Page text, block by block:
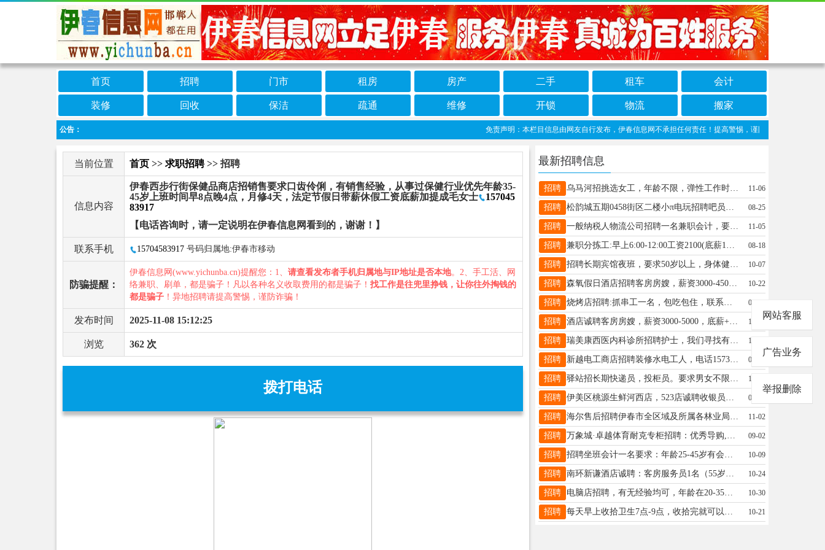
首页 招聘 门市 租房 房产 二手 租车 会计
装修 回收 保洁 疏通 维修 开锁 物流 搬家
公告： 免责声明：本栏目信息由网友自行发布，伊春信息网不承担任何责任！提高警惕，谨防诈骗！做推广、做信
当前位置 首页 >> 求职招聘>> 招聘
信息内容
伊春西步行街保健品商店招销售要求口齿伶俐，有销售经验，从事过保健行业优先年龄35-
45岁上班时间早8点晚4点，月修4天，法定节假日带薪休假工资底薪加提成毛女士
157045
83917
【电话咨询时，请一定说明在伊春信息网看到的，谢谢！】
联系手机 15704583917 号码归属地:伊春市移动
防骗提醒：
伊春信息网(www.yichunba.cn)提醒您：1、 请查看发布者手机归属地与IP地址是否本地。2、手工活、网
络兼职、刷单，都是骗子！凡以各种名义收取费用的都是骗子！ 找工作是往兜里挣钱，让你往外掏钱的
都是骗子 ！异地招聘请提高警惕，谨防诈骗！
发布时间 2025-11-08 15:12:25
浏览 362 次
拨打电话
最新招聘信息
招聘 乌马河招挑选女工，年龄不限，弹性工作时间，计件工资，多干多得，到月就开支，以上信息绝对真实，工作地点乌马河关女士13039675012 11-06
招聘 松韵城五期0458街区二楼小π电玩招聘吧员底薪2600加百分之三提成工作时间早9：00晚20:30先生19104585222 08-25
招聘 一般纳税人物流公司招聘一名兼职会计，要求；精通一般纳税人业务，有能力者！经理15326501718 11-05
招聘 兼职分拣工:早上6:00-12:00工资2100(底薪1900+200满勤)工作内容:分拣扫描快件全职内勤:工资3500(底薪3300+200满勤)工作内容:分拣扫描快件装卸工:工资4000(底薪3800+200满勤)工作内容:装卸快件林业局司机:B证司机工资5000(底薪4800+200满勤)要求:无重大疾病脑梗心梗心脏病等工作地点:七公里辽西物流西侧，水岸公馆南环红绿灯新峰建筑材料公司院内。联系电话:13766789712王经理15304580178 08-18
招聘 招聘长期宾馆夜班，要求50岁以上，身体健康刘18345866696 10-07
招聘 森氧假日酒店招聘客房房嫂，薪资3000-4500，提供三餐，早八晚5王女士18504582888 10-22
招聘 烧烤店招聘:抓串工一名，包吃包住，联系电话17645585678，微信同步陈先生17645585678 08-28
招聘 酒店诚聘客房房嫂，薪资3000-5000，底薪+提成，中午有员工餐，月休两天；招聘前台，薪资3500-5000，上一休一，有员工餐，夜间有休息室陈19190787555 10-16
招聘 瑞美康西医内科诊所招聘护士，我们寻找有经验的护士，热爱工作，并具备护士资格证的。详细信息请咨询电话13114588880邱女士13113664585143 10-22
招聘 新越电工商店招聘装修水电工人，电话15734582221马师傅15734582221 09-13
招聘 驿站招长期快递员，投柜员。要求男女不限，年龄体力够就行，心细，责任心强。待遇电话联系。另有多个成熟驿站出兑，地理位置优异，设备齐全，每天到货量1000左右，发货30-40件，收入稳定，不愁客源，带有屋内设备，接手能干就是挣钱。有意者联系吴先生13114587976请联系此号码吴先生17758895804 10-15
招聘 伊美区桃源生鲜河西店，523店诚聘收银员，底薪+提成+带薪休息+满勤另招聘男工若干名，理货员若干名，底薪加满勤综合工资4000+欢迎您的加入王女士18324667188 09-05
招聘 海尔售后招聘伊春市全区域及所属各林业局铁力市全区域及所属各林业局嘉荫县全区域1，办公室文员2人，要求：会电脑基础，服从管理。职责：主要负责用户信息监控，派工，跟踪，回访。以及日日顺网单配送单监控。工资面议。工作时间：夏天8:00-18:002，招聘送货司机若干人，要求：有多年驾驶货车经验，独立基础维护车辆。服从管理，按要求完成每日任务。职责：负责家电配送，带货安装。工作时间无限制，以时效完成率为准。工资：月入5000-8000元3，家电安装维修服务兵若干人。有经验者直接考证入岗。无经验，可免费培训后考证入岗。工作时间：无限制以服务用户为主。工资：月入5000-8000元（不算空调旺季，具体面谈）公司:伊春市沐宸商贸有限公司(铁力海尔)地址:铁力市愿景家园E1栋商服公司:黑龙江德允商贸有限公司（伊春海尔）地址:伊春市七公里海尔智家热线:16536402222热线:18645871444热线:0458-2297666热线:0458-3909999周经理18645871444 11-02
招聘 万象城·卓越体育耐克专柜招聘：优秀导购,三班倒，每月2天带薪休息，底薪➕满勤➕车补➕个人业绩➕提成翻倍奖励期待优秀的你加入18345871224李18345871224 09-02
招聘 招聘坐班会计一名要求：年龄25-45岁有会计从业资格证从事过会计相关工作月休四天工资面议姜18714769995 10-09
招聘 南环新谦酒店诚聘：客房服务员1名（55岁以内），底薪2800+200满勤，要求有工作经验，服从管理张15246929696 10-24
招聘 电脑店招聘，有无经验均可，年龄在20-35之间，能上高安监控，学习期间，有带薪工资，学会留用，能独立完成工作，工资3000元，工作时间早8晚5，中午1.5时吃饭，每个月4天带薪假和节假日，长期干给交养老保险，能在友好居住，要求有责任心，善于沟通，身体健康，地址，友好，电话号码13136716789夏女士18604588388 10-30
招聘 每天早上收拾卫生7点-9点，收拾完就可以走，招会干活的。田先生13039681561 10-21
网站客服
广告业务
举报删除